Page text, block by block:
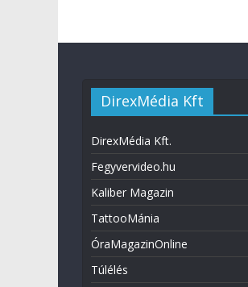
DirexMédia Kft
DirexMédia Kft.
Fegyvervideo.hu
Kaliber Magazin
TattooMánia
ÓraMagazinOnline
Túlélés